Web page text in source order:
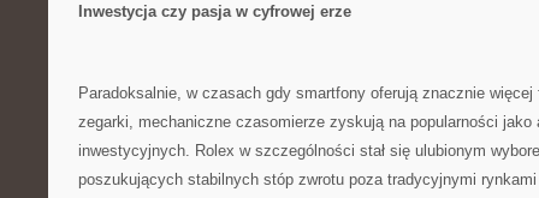
Inwestycja czy pasja w cyfrowej erze
Paradoksalnie, w czasach gdy smartfony oferują znacznie
zegarki, mechaniczne czasomierze zyskują na popularności jako
inwestycyjnych. Rolex w szczególności stał się ulubionym
poszukujących stabilnych stóp zwrotu poza tradycyjnymi